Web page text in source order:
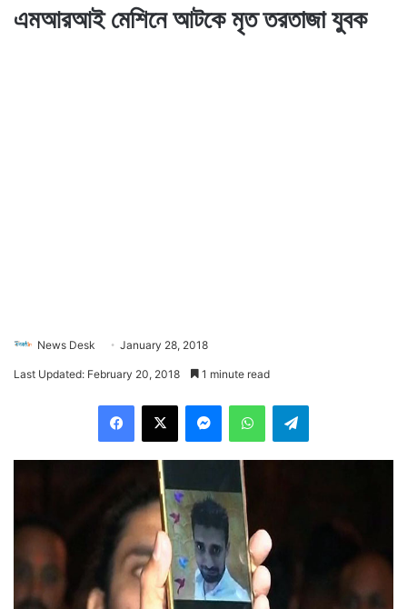
এমআরআই মেশিনে আটকে মৃত তরতাজা যুবক
News Desk January 28, 2018
Last Updated: February 20, 2018 1 minute read